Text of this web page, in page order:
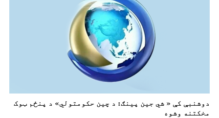
دوشنبې کې « شي جين پینګ: د چين حکومتولي» د پنځم ټوک
مخکتنه وشوه